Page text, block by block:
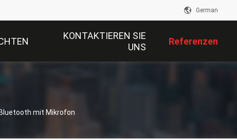
German
KONTAKTIEREN SIE
UNS
Referenzen
mit Mikrofon